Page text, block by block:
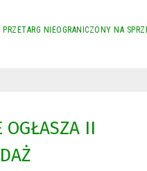
NIEOGRANICZONY NA
OGŁASZA II